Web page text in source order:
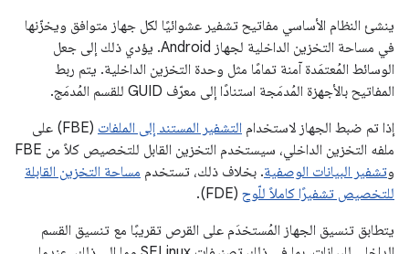
ينشئ النظام الأساسي مفاتيح تشفير عشوائيًا لكل جهاز متوافق ويخزّنها
في مساحة التخزين الداخلية لجهاز Android. يؤدي ذلك إلى جعل
الوسائط المُعتمَدة آمنة تمامًا مثل وحدة التخزين الداخلية. يتم ربط
المفاتيح بالأجهزة المُدمَجة استنادًا إلى معرّف GUID للقسم المُدمَج.
إذا تم ضبط الجهاز لاستخدام التشفير المستند إلى الملفات
(FBE) على
ملفه التخزين الداخلي، سيستخدم التخزين القابل للتخصيص كلاً من FBE
وتشفير البيانات الوصفية. بخلاف ذلك، تستخدم مساحة التخزين القابلة
للتخصيص تشفيرًا كاملاً للّوح (FDE).
يتطابق تنسيق الجهاز المُستخدَم على القرص تقريبًا مع تنسيق القسم